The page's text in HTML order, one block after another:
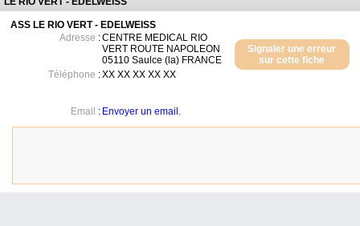
ASS LE RIO VERT - EDELWEISS
Signaler une erreur
sur cette fiche
Adresse :CENTRE MEDICAL RIO
VERT ROUTE NAPOLEON
05110 Saulce (la) FRANCE
Téléphone :XX XX XX XX XX
Email : Envoyer un email.